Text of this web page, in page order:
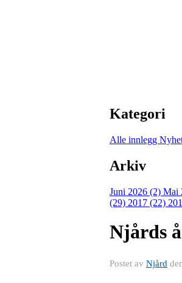
Kategori
Alle innlegg
Arkiv
Juni 2026 (2) Mai
(29) 2017 (22)
Njårds
Postet av Njård